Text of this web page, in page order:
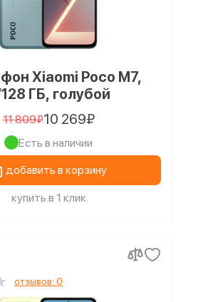
Xiaomi Poco M7,
ГБ, голубой
11 809₽10 269₽
Есть в наличии
добавить в корзину
купить в 1 клик
отзывов: 0